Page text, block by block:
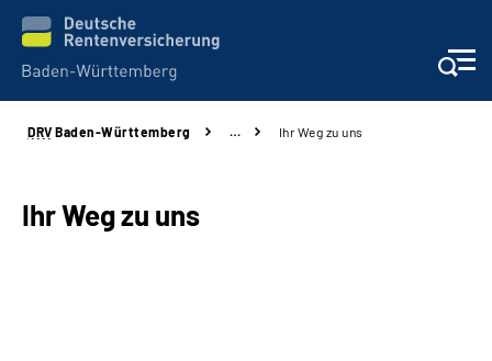
Beratung und Kontakt
Kunden
DRV Baden-Württemberg … Ihr Weg zu uns
Ihr Weg zu uns